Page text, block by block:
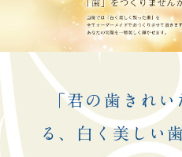
「君の歯きれ
る、白く美しい